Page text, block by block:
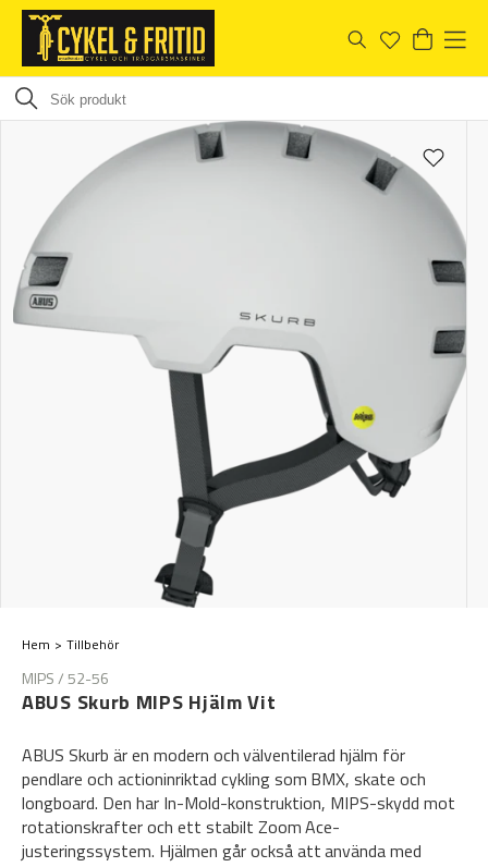
Hem Tillbehör
MIPS / 52-56
ABUS Skurb MIPS Hjälm Vit
ABUS Skurb är en modern och välventilerad hjälm för
pendlare och actioninriktad cykling som BMX, skate och
longboard. Den har In-Mold-konstruktion, MIPS-skydd mot
rotationskrafter och ett stabilt Zoom Ace-
justeringssystem. Hjälmen går också att använda med